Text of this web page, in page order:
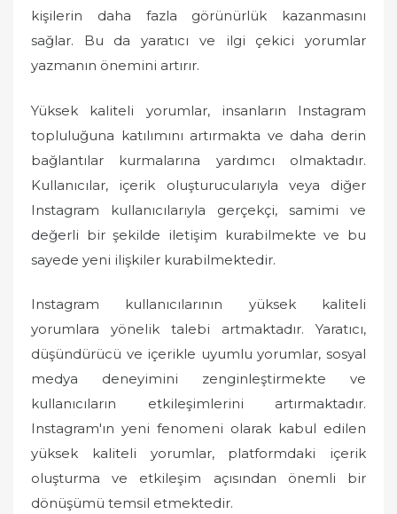
kişilerin daha fazla görünürlük kazanmasını
sağlar. Bu da yaratıcı ve ilgi çekici yorumlar
yazmanın önemini artırır.
Yüksek kaliteli yorumlar, insanların Instagram
topluluğuna katılımını artırmakta ve daha derin
bağlantılar kurmalarına yardımcı olmaktadır.
Kullanıcılar, içerik oluşturucularıyla veya diğer
Instagram kullanıcılarıyla gerçekçi, samimi ve
değerli bir şekilde iletişim kurabilmekte ve bu
sayede yeni ilişkiler kurabilmektedir.
Instagram kullanıcılarının yüksek kaliteli
yorumlara yönelik talebi artmaktadır. Yaratıcı,
düşündürücü ve içerikle uyumlu yorumlar, sosyal
medya deneyimini zenginleştirmekte ve
kullanıcıların etkileşimlerini artırmaktadır.
Instagram'ın yeni fenomeni olarak kabul edilen
yüksek kaliteli yorumlar, platformdaki içerik
oluşturma ve etkileşim açısından önemli bir
dönüşümü temsil etmektedir.